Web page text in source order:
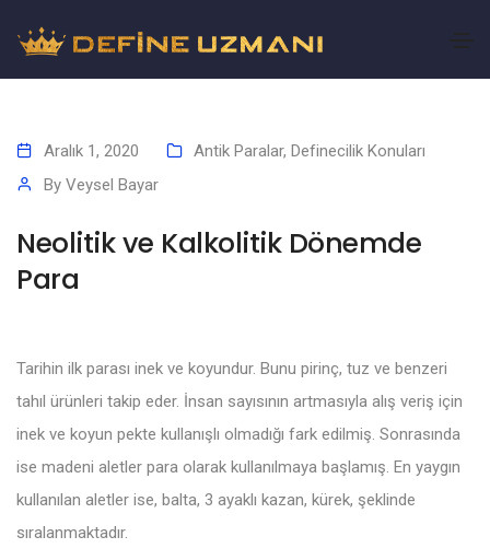
Aralık 1, 2020 Antik Paralar, Definecilik Konuları
By Veysel Bayar
Neolitik ve Kalkolitik Dönemde
Para
Tarihin ilk parası inek ve koyundur. Bunu pirinç, tuz ve benzeri
tahıl ürünleri takip eder. İnsan sayısının artmasıyla alış veriş için
inek ve koyun pekte kullanışlı olmadığı fark edilmiş. Sonrasında
ise madeni aletler para olarak kullanılmaya başlamış. En yaygın
kullanılan aletler ise, balta, 3 ayaklı kazan, kürek, şeklinde
sıralanmaktadır.